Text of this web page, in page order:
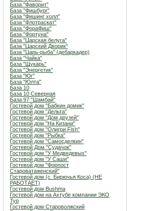
База "Фаворит"
База "Фишбург"
База "Фишинг холл"
База "Флотраскат"
База "ФораФиш"
База "Фортуна"
База "Царская белуга"
База "Царский Дворик"
База "Царь-рыба" (дебаркадер)
База "Чайка"
База "Щукарь"
База "Энергетик"
База "Юг"
База "Юлта"
База 10
База 10 Северная
База 97 "Шамбай"
Гостевой дом "Бабкин домик"
Гостевой дом "Дельта"
Гостевой дом "Дом друзей"
Гостевой дом "На Кизани"
Гостевой дом "Олигри Fish"
Гостевой дом "Рыбка"
Гостевой дом "Самосделкин"
Гостевой Дом "Судачок"
Гостевой дом "У Медведевых"
Гостевой дом "У Саши"
Гостевой дом "Форпост
Староватаженский"
Гостевой дом (с. Бирючья Коса) (НЕ
РАБОТАЕТ)
Гостевой дом Bushma
Гостевой дом на Ахтубе компании ЭКО
Тур
Гостевой дом Староволжский